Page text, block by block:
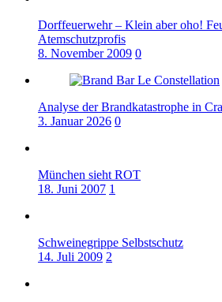
Dorffeuerwehr – Klein aber oho!
Atemschutzprofis
8. November 2009 0
Analyse der Brandkatastrophe in
3. Januar 2026 0
München sieht ROT
18. Juni 2007 1
Schweinegrippe Selbstschutz
14. Juli 2009 2